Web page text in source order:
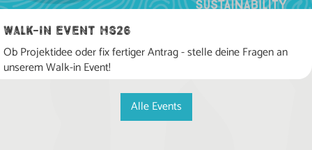
Walk-in Event HS26
Ob Projektidee oder fix fertiger Antrag - stelle deine Fragen an
unserem Walk-in Event!
Alle Events